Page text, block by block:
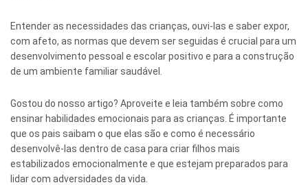
Entender as necessidades das crianças, ouvi-las e saber expor,
com afeto, as normas que devem ser seguidas é crucial para um
desenvolvimento pessoal e escolar positivo e para a construção
de um ambiente familiar saudável.
Gostou do nosso artigo? Aproveite e leia também sobre como
ensinar habilidades emocionais para as crianças. É importante
que os pais saibam o que elas são e como é necessário
desenvolvê-las dentro de casa para criar filhos mais
estabilizados emocionalmente e que estejam preparados para
lidar com adversidades da vida.